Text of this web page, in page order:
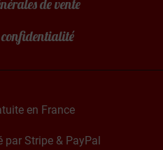
de vente
en France
par Stripe & PayPal